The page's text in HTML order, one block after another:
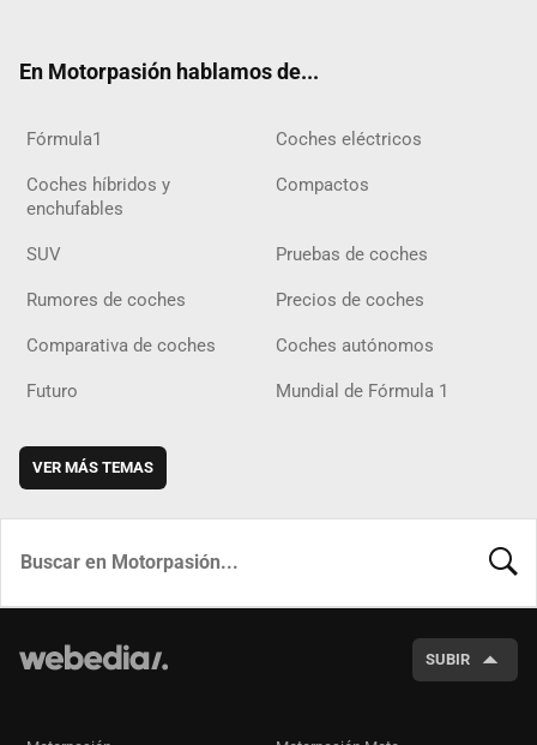
En Motorpasión hablamos de...
Fórmula1 Coches eléctricos
Coches híbridos y
enchufables
Compactos
SUV Pruebas de coches
Rumores de coches Precios de coches
Comparativa de coches Coches autónomos
Futuro Mundial de Fórmula 1
VER MÁS TEMAS
SUBIR